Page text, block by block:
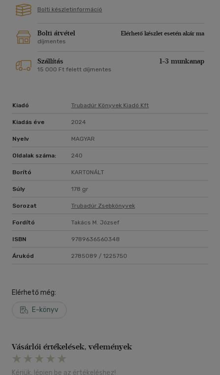
Bolti készletinformáció
Bolti átvétel
Elérhető készlet esetén akár ma
díjmentes
Szállítás 1-3 munkanap
15 000 Ft felett díjmentes
Kiadó Trubadúr Könyvek Kiadó Kft
Kiadás éve 2024
Nyelv MAGYAR
Oldalak száma: 240
Borító KARTONÁLT
Súly 178 gr
Sorozat Trubadúr Zsebkönyvek
Fordító Takács M. József
ISBN 9789636560348
Árukód 2785089 / 1225750
Elérhető még:
E-könyv
Vásárlói értékelések, vélemények
Kérjük, lépjen be az értékeléshez!